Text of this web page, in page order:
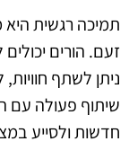
תמיכה רגשית
זעם. הורים
ניתן לשתף
שיתוף פעולה עם
חדשות ולסייע